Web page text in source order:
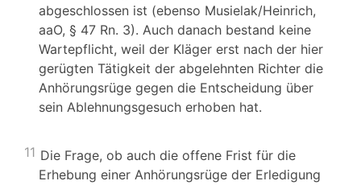
abgeschlossen ist (ebenso Musielak/Heinrich,
aaO, § 47 Rn. 3). Auch danach bestand keine
Wartepflicht, weil der Kläger erst nach der hier
gerügten Tätigkeit der abgelehnten Richter die
Anhörungsrüge gegen die Entscheidung über
sein Ablehnungsgesuch erhoben hat.
11 Die Frage, ob auch die offene Frist für die
Erhebung einer Anhörungsrüge der Erledigung